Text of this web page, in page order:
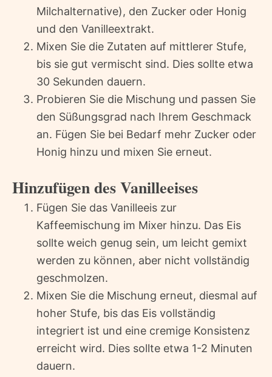
Milchalternative), den Zucker oder Honig
und den Vanilleextrakt.
Mixen Sie die Zutaten auf mittlerer Stufe,
bis sie gut vermischt sind. Dies sollte etwa
30 Sekunden dauern.
Probieren Sie die Mischung und passen Sie
den Süßungsgrad nach Ihrem Geschmack
an. Fügen Sie bei Bedarf mehr Zucker oder
Honig hinzu und mixen Sie erneut.
Hinzufügen des Vanilleeises
Fügen Sie das Vanilleeis zur
Kaffeemischung im Mixer hinzu. Das Eis
sollte weich genug sein, um leicht gemixt
werden zu können, aber nicht vollständig
geschmolzen.
Mixen Sie die Mischung erneut, diesmal auf
hoher Stufe, bis das Eis vollständig
integriert ist und eine cremige Konsistenz
erreicht wird. Dies sollte etwa 1-2 Minuten
dauern.